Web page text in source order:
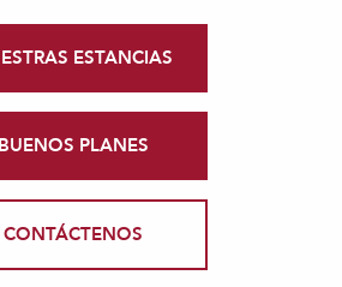
ESTANCIAS
BUENOS PLANES
CONTÁCTENOS